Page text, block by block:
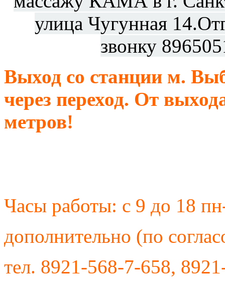
улица Чугунная
звонку
Выход со станции м.
через переход. От
метров!
Часы работы: с 9 до 18
дополнительно (по
тел. 8921-568-7-658,